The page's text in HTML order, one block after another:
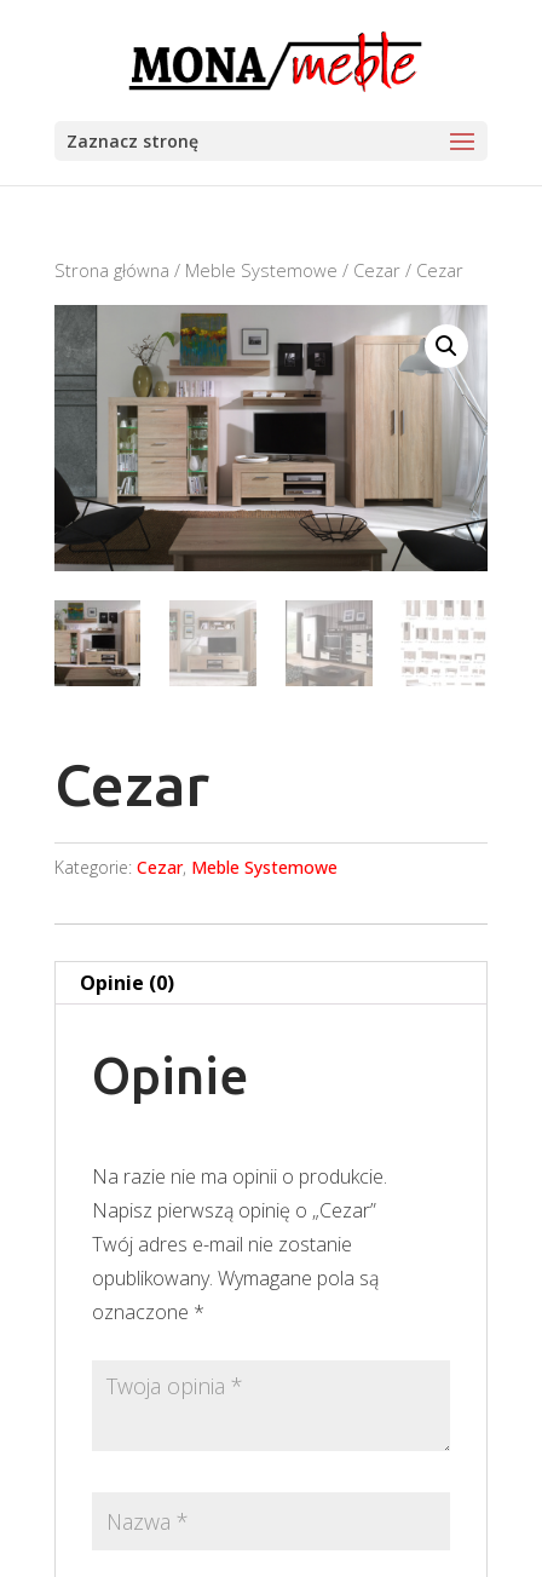
Zaznacz stronę
Strona główna / Meble Systemowe / Cezar/ Cezar
Cezar
Kategorie: Cezar, Meble Systemowe
Opinie (0)
Opinie
Na razie nie ma opinii o produkcie.
Napisz pierwszą opinię o „Cezar”
Twój adres e-mail nie zostanie
opublikowany. Wymagane pola są
oznaczone *